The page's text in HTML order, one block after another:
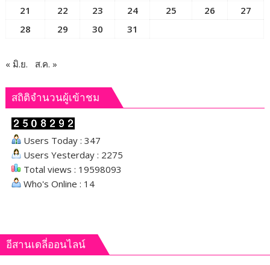
21
22 23 24 25 26
27
28
29 30 31
« มิ.ย. ส.ค. »
สถิติจำนวนผู้เข้าชม
Users Today : 347
Users Yesterday : 2275
Total views : 19598093
Who's Online : 14
อีสานเดลี่ออนไลน์